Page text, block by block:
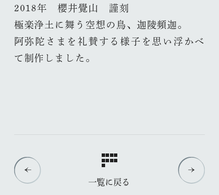
2018年 櫻井覺山 謹刻
極楽浄土に舞う空想の鳥、迦陵頻迦。
阿弥陀さまを礼賛する様子を思い浮かべ
て制作しました。
一覧に戻る